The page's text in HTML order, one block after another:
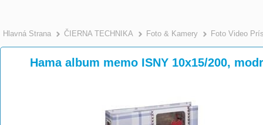
Hlavná Strana ČIERNA TECHNIKA Foto & Kamery Foto Video
Hama album memo ISNY 10x15/200,